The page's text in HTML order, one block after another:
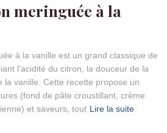
meringuée à la
à la vanille est un grand classique de
l’acidité du citron, la douceur de la
la vanille. Cette recette propose un
(fond de pâte croustillant, crème
et saveurs, tout Lire la suite